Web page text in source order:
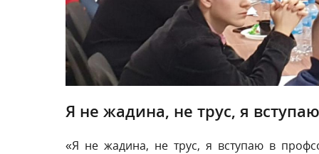
Я не жадина, не трус, я
«Я не жадина, не трус, я вступаю в